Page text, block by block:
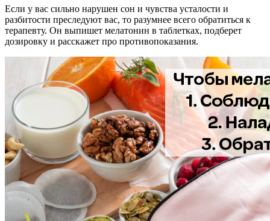
Если у вас сильно нарушен сон и чувства усталости и
разбитости преследуют вас, то разумнее всего обратиться к
терапевту. Он выпишет мелатонин в таблетках, подберет
дозировку и расскажет про противопоказания.